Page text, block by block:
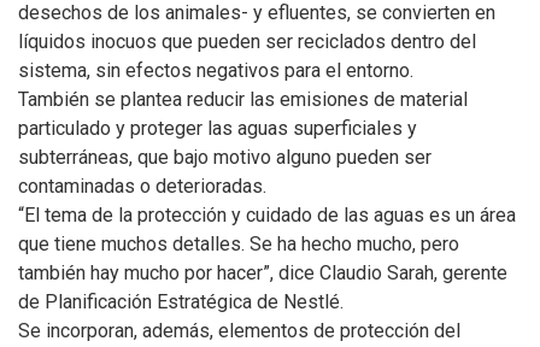
desechos de los animales- y efluentes, se convierten en
líquidos inocuos que pueden ser reciclados dentro del
sistema, sin efectos negativos para el entorno.
También se plantea reducir las emisiones de material
particulado y proteger las aguas superficiales y
subterráneas, que bajo motivo alguno pueden ser
contaminadas o deterioradas.
“El tema de la protección y cuidado de las aguas es un área
que tiene muchos detalles. Se ha hecho mucho, pero
también hay mucho por hacer”, dice Claudio Sarah, gerente
de Planificación Estratégica de Nestlé.
Se incorporan, además, elementos de protección del